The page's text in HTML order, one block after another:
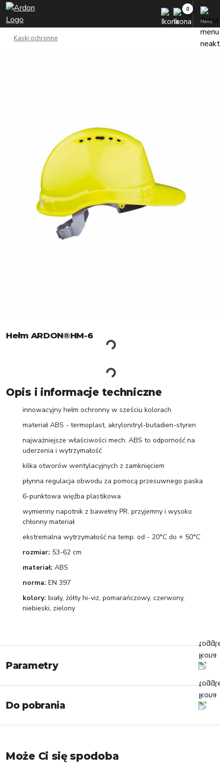
Menu
Kaski ochronne
Hełm ARDON®HM-6
Opis i informacje techniczne
innowacyjny hełm ochronny w sześciu kolorach
materiał ABS - termoplast, akrylonitryl-butadien-styren
najważniejsze właściwości mech. ABS to odporność na
uderzenia i wytrzymałość
kilka otworów wentylacyjnych z zamknięciem
płynna regulacja obwodu za pomocą przesuwnego paska
6-punktowa więźba plastikowa
wymienny napotnik z bawełny PR, przyjemny i wysoko
chłonny materiał
ekstremalna wytrzymałość na temp. od - 20°C do + 50°C
rozmiar: 53-62 cm
materiał: ABS
norma: EN 397
kolory: biały, żółty hi-viz, pomarańczowy, czerwony,
niebieski, zielony
Parametry
Do pobrania
Może Ci się spodoba